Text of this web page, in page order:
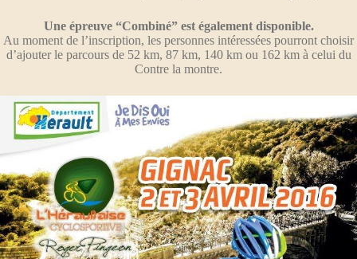
Une épreuve “Combiné” est également disponible.
Au moment de l’inscription, les personnes intéressées pourront choisir
d’ajouter le parcours de 52 km, 87 km, 140 km ou 162 km à celui du
Contre la montre.